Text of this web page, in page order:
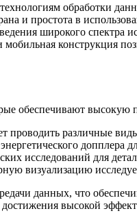
обработки
и простота в
широкого спектра
мобильная конструкция
высокую
проводить различные
допплера
исследований для
визуализацию
данных, что
высокой